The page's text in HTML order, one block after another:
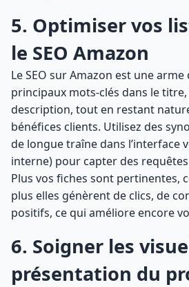
5. Optimiser vos
le SEO Amazon
Le SEO sur Amazon est une
principaux mots-clés dans le titre,
description, tout en restant
bénéfices clients. Utilisez des
de longue traîne dans l’interface
interne) pour capter des
Plus vos fiches sont pertinentes,
plus elles génèrent de clics, de
positifs, ce qui améliore encore
6. Soigner les
présentation du